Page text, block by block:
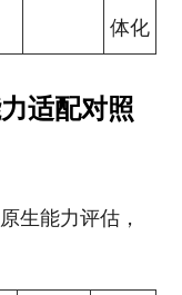
体化
适配对照
生能力评估，